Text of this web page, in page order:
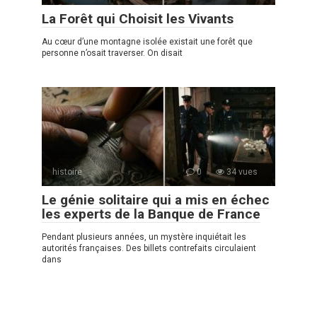
La Forêt qui Choisit les Vivants
Au cœur d’une montagne isolée existait une forêt que
personne n’osait traverser. On disait
histoire 0 34 vues
Le génie solitaire qui a mis en échec
les experts de la Banque de France
Pendant plusieurs années, un mystère inquiétait les
autorités françaises. Des billets contrefaits circulaient
dans